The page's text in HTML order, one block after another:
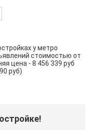
у метро
стоимостью от
цена - 8 456 339 руб
руб)